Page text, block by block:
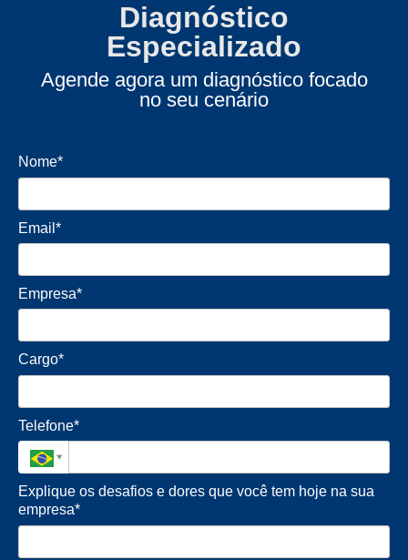
Diagnóstico
Especializado
Agende agora um diagnóstico focado
no seu cenário
Nome*
Email*
Empresa*
Cargo*
Telefone*
Explique os desafios e dores que você tem hoje na sua
empresa*